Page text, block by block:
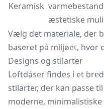
Keramisk
æstetiske
Vælg det materiale, der
baseret på miljøet, hvor
Designs og stilarter
Loftdåser findes i et
stilarter, der kan passe
moderne,